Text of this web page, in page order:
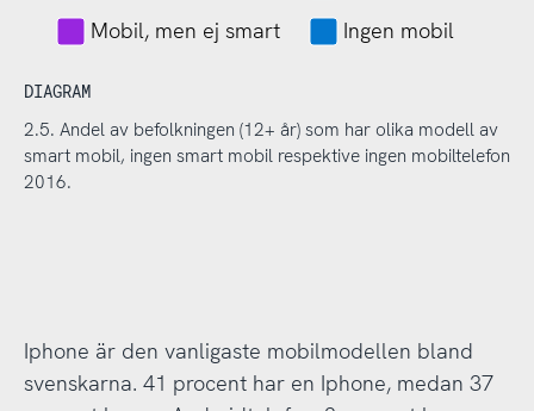
Mobil, men ej smart
Ingen mobil
DIAGRAM
2.5. Andel av befolkningen (12+ år) som har olika modell av
smart mobil, ingen smart mobil respektive ingen mobiltelefon
2016.
Iphone är den vanligaste mobilmodellen bland
svenskarna. 41 procent har en Iphone, medan 37